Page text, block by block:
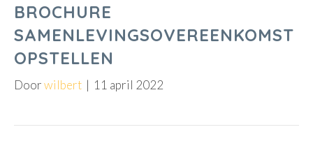
BROCHURE
SAMENLEVINGSOVEREENKOMST
OPSTELLEN
Doorwilbert | 11 april 2022